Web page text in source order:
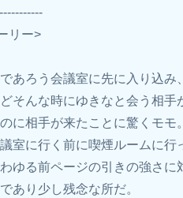
リー>
あろう会議室に先に入り込み
そんな時にゆきなと会う相手
に相手が来たことに驚くモモ。
室に行く前に喫煙ルームに行
ゆる前ページの引きの強さに
あり少し残念な所だ。